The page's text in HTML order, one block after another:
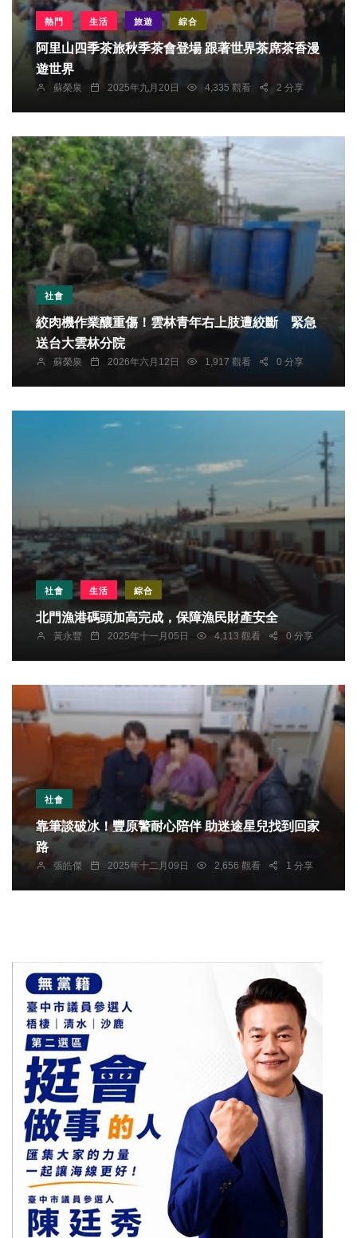
熱門 生活 旅遊 綜合
阿里山四季茶旅秋季茶會登場 跟著世界茶席茶香漫
遊世界
蘇榮泉 2025年九月20日 4,335 觀看 2 分享
社會
絞肉機作業釀重傷！雲林青年右上肢遭絞斷 緊急
送台大雲林分院
蘇榮泉 2026年六月12日 1,917 觀看 0 分享
社會 生活 綜合
北門漁港碼頭加高完成，保障漁民財產安全
黃永豐 2025年十一月05日 4,113 觀看 0 分享
社會
靠筆談破冰！豐原警耐心陪伴 助迷途星兒找到回家
路
張皓傑 2025年十二月09日 2,656 觀看 1 分享